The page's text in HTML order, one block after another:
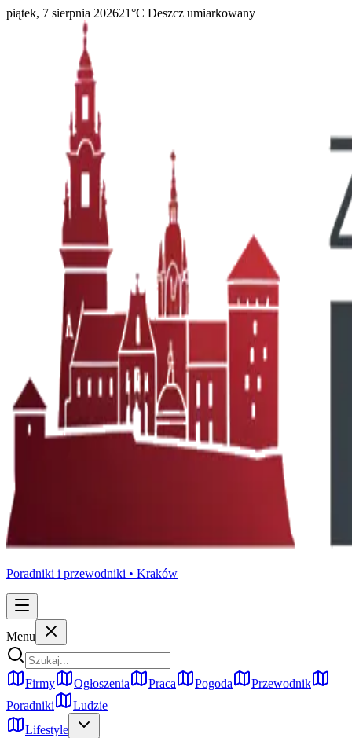
piątek, 7 sierpnia 202621°C Deszcz umiarkowany
Poradniki i przewodniki • Kraków
Menu
Firmy Ogłoszenia Praca Pogoda
Przewodnik
Poradniki
Ludzie
Lifestyle